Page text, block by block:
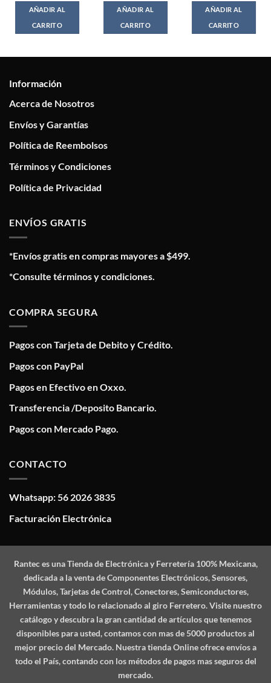
AÑADIR AL
CARRITO
AÑADIR AL
CARRITO
AÑADIR AL
CARRITO
Información
Acerca de Nosotros
Envíos y Garantías
Política de Reembolsos
Términos y Condiciones
Política de Privacidad
ENVÍOS GRATIS
*Envíos gratis en compras mayores a $499.
*Consulte términos y condiciones.
COMPRA SEGURA
Pagos con Tarjeta de Debito y Crédito.
Pagos con PayPal
Pagos en Efectivo en Oxxo.
Transferencia /Deposito Bancario.
Pagos con Mercado Pago.
CONTACTO
Whatsapp: 56 2026 3835
Facturación Electrónica
Ranteces una Tienda de Electrónica y Ferretería 100% Mexicana,
dedicada a la venta de Componentes Electrónicos, Sensores,
Módulos, Tarjetas de Control, Conectores, Semiconductores,
Herramientas y todo lo relacionado al giro Ferretero. Visite nuestro
catálogo y descubra la gran cantidad de artículos que tenemos
disponibles para usted, contamos con mas de 5000 productos al
mejor precio del Mercado. Nuestra tienda Online ofrece envíos a
todo el País, contando con los métodos de pagos mas seguros del
mercado.